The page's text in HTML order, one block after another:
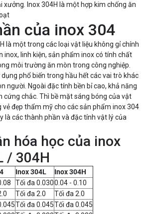
xưởng. Inox 304H là một hợp kim chống ăn
của inox 304
là một trong các loại vật liệu không gỉ chính
inox, linh kiện, sản phẩm inox có tính chất
môi trường ăn mòn trong công nghiệp.
phổ biến trong hầu hết các vai trò khác
người. Ngoài đặc tính bền bỉ cao, khả năng
cứng chắc. Thì bề mặt sáng bóng của vật
vẻ đẹp thẩm mỹ cho các sản phẩm inox 304
là các thành phần và đặc tính vật lý của
hóa học của inox
/ 304H
Inox 304L Inox 304H
Tối đa 0.0300.04 - 0.10
Tối đa 2.0
Tối đa 2.0
Tối đa 0.045Tối đa 0.045